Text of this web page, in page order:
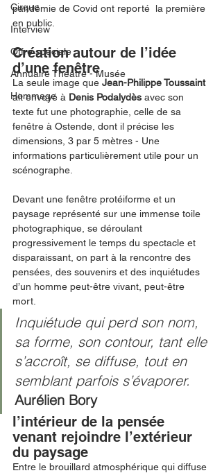
Cirque
Interview
Offre spéciale
Annuaire Théâtre - Musée
Hommage
pandémie de Covid ont reporté  la première
en public.
Création autour de l’idée
d’une fenêtre
La seule image que Jean-Philippe Toussaint
ait envoyé à Denis Podalydès avec son
texte fut une photographie, celle de sa
fenêtre à Ostende, dont il précise les
dimensions, 3 par 5 mètres - Une
informations particulièrement utile pour un
scénographe.
Devant une fenêtre protéiforme et un
paysage représenté sur une immense toile
photographique, se déroulant
progressivement le temps du spectacle et
disparaissant, on part à la rencontre des
pensées, des souvenirs et des inquiétudes
d’un homme peut-être vivant, peut-être
mort.
Inquiétude qui perd son nom,
sa forme, son contour, tant elle
s’accroît, se diffuse, tout en
semblant parfois s’évaporer.
Aurélien Bory
l’intérieur de la pensée
venant rejoindre l’extérieur
du paysage
Entre le brouillard atmosphérique qui diffuse